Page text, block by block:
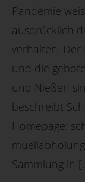
Pandemie
ausdrücklich
verhalten.
und die
und Nießen
beschreibt
Homepage:
Sammlung in